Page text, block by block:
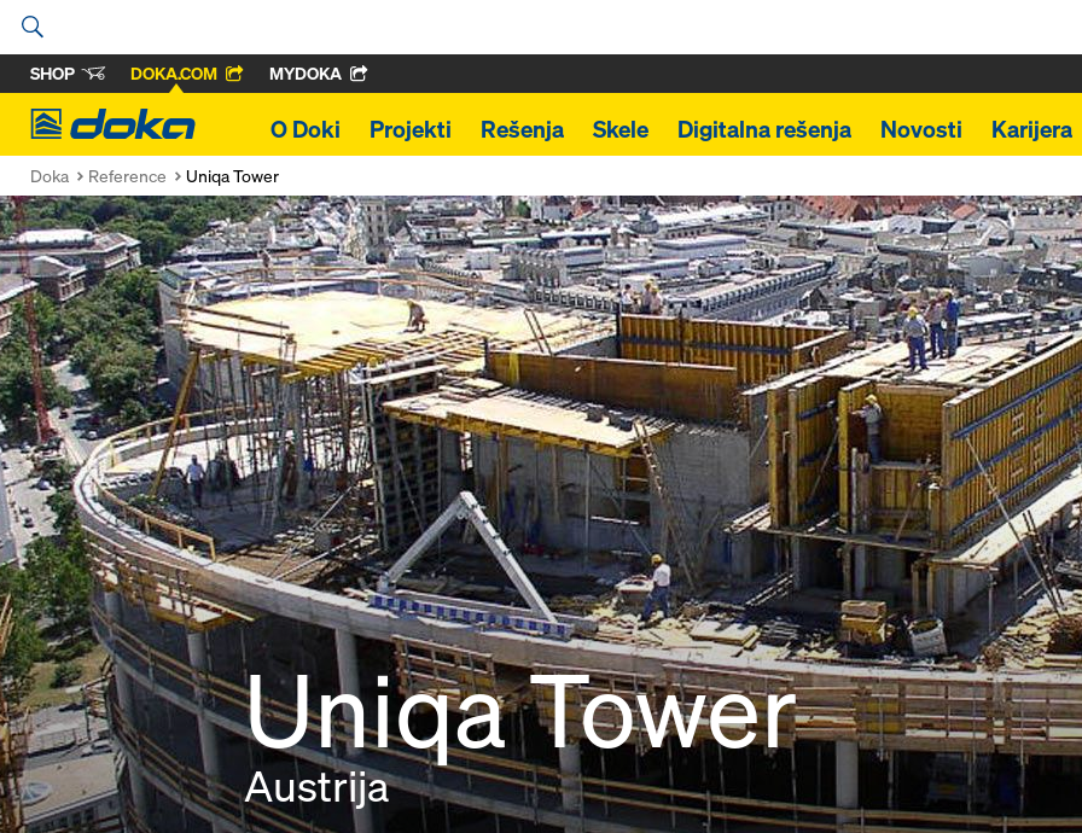
SHOP DOKA.COM MYDOKA
Doka
O Doki Projekti Rešenja Skele Digitalna rešenja Novosti Karijera
Doka Reference Uniqa Tower
Uniqa Tower
Austrija